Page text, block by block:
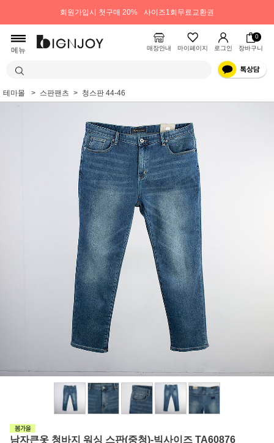
회원가입시 첫구매 20% 사이즈1회무료교환권
메뉴 매장안내 마이페이지 로그인
0
장바구니
테마몰 스판팬츠 청스판 44-46
남자큰옷 청바지 워싱 스판(중청)-빅사이즈 TA60876